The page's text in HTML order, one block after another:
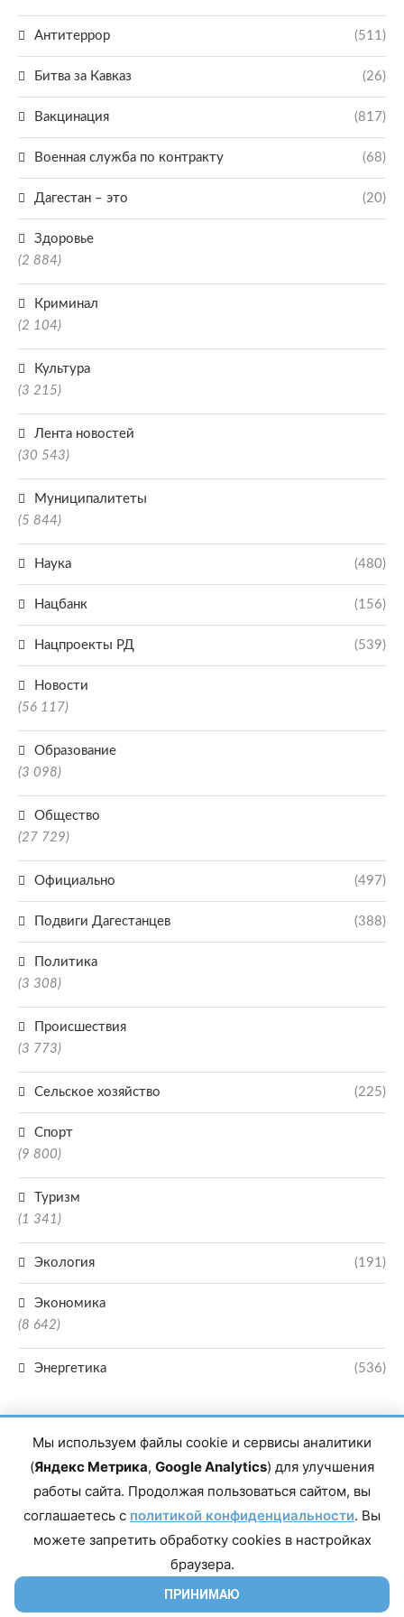
Антитеррор (511)
Битва за Кавказ (26)
Вакцинация (817)
Военная служба по контракту (68)
Дагестан – это (20)
Здоровье
(2 884)
Криминал
(2 104)
Культура
(3 215)
Лента новостей
(30 543)
Муниципалитеты
(5 844)
Наука (480)
Нацбанк (156)
Нацпроекты РД (539)
Новости
(56 117)
Образование
(3 098)
Общество
(27 729)
Официально (497)
Подвиги Дагестанцев (388)
Политика
(3 308)
Происшествия
(3 773)
Сельское хозяйство (225)
Спорт
(9 800)
Туризм
(1 341)
Экология (191)
Экономика
(8 642)
Энергетика (536)
Главный редактор сетевого издания Магомаев Тимур Нухович. Контакты
редакции: 8(988)-292-94-34 Почта: vestiskfo@gmail.com По вопросам
Дагестан, г. Махачкала, пр-т Насрутдинова, д. 1а. Все права защищены.
Копирование и использование полных материалов запрещено, частичное
цитирование возможно только при условии гиперссылки на сайт mirmol.ru.
Мы используем файлы cookie и сервисы аналитики
(Яндекс Метрика, Google Analytics) для улучшения
работы сайта. Продолжая пользоваться сайтом, вы
соглашаетесь с политикой конфиденциальности. Вы
можете запретить обработку cookies в настройках
браузера.
ПРИНИМАЮ